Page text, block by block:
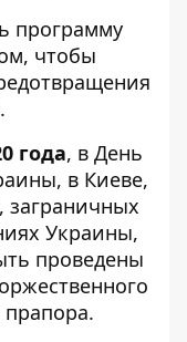
программу
чтобы
года, в День
в Киеве,
заграничных
Украины,
проведены
прапора.